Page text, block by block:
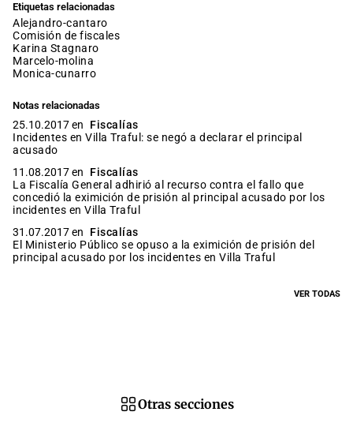
Etiquetas relacionadas
alejandro-cantaro
comisión de fiscales
Karina Stagnaro
marcelo-molina
monica-cunarro
Notas relacionadas
25.10.2017 en
Fiscalías
Incidentes en Villa Traful: se negó a declarar el principal
acusado
11.08.2017 en
Fiscalías
La Fiscalía General adhirió al recurso contra el fallo que
concedió la eximición de prisión al principal acusado por los
incidentes en Villa Traful
31.07.2017 en
Fiscalías
El Ministerio Público se opuso a la eximición de prisión del
principal acusado por los incidentes en Villa Traful
VER TODAS
Otras secciones